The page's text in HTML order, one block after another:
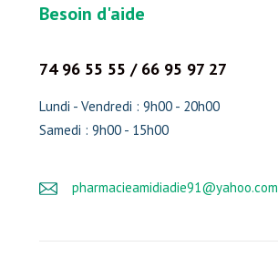
Besoin d'aide
74 96 55 55 / 66 95 97 27
Lundi - Vendredi : 9h00 - 20h00
Samedi : 9h00 - 15h00
pharmacieamidiadie91@yahoo.com